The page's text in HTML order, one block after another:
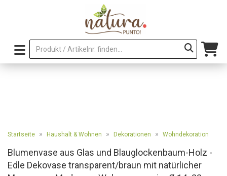
Startseite » Haushalt & Wohnen » Dekorationen » Wohndekoration
Blumenvase aus Glas und Blauglockenbaum-Holz -
Edle Dekovase transparent/braun mit natürlicher